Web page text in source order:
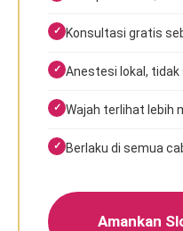
Konsultasi gratis
Anestesi lokal,
Wajah terlihat lebih
Berlaku di semua
Amankan